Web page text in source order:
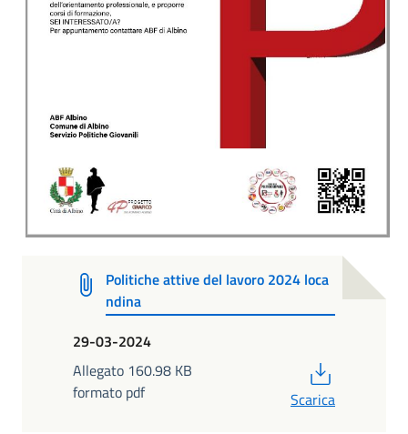
Politiche attive del lavoro 2024 loca
ndina
29-03-2024
Allegato 160.98 KB
formato pdf
Scarica